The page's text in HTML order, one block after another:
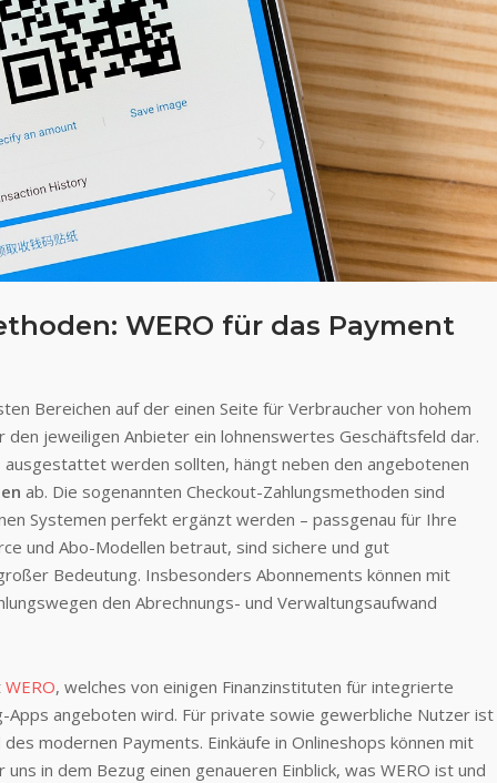
WERO für das Payment
Bereichen auf der einen Seite für Verbraucher von hohem
jeweiligen Anbieter ein lohnenswertes Geschäftsfeld dar.
werden sollten, hängt neben den angebotenen
ab. Die sogenannten Checkout-Zahlungsmethoden sind
Systemen perfekt ergänzt werden – passgenau für Ihre
und Abo-Modellen betraut, sind sichere und gut
Bedeutung. Insbesonders Abonnements können mit
den Abrechnungs- und Verwaltungsaufwand
WERO, welches von einigen Finanzinstituten für integrierte
Apps angeboten wird. Für private sowie gewerbliche Nutzer ist
modernen Payments. Einkäufe in Onlineshops können mit
in dem Bezug einen genaueren Einblick, was WERO ist und